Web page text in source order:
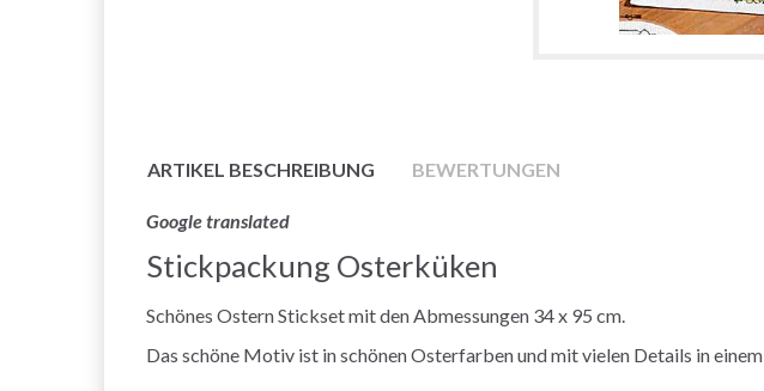
ARTIKEL BESCHREIBUNG BEWERTUNGEN
Google translated
Stickpackung Osterküken
Schönes Ostern Stickset mit den Abmessungen 34 x 95 cm.
Das schöne Motiv ist in schönen Osterfarben und mit vielen Details in